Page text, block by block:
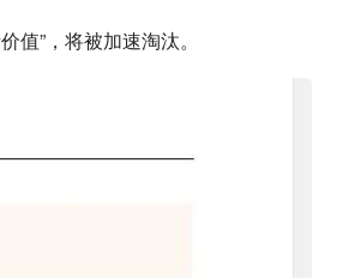
值”，将被加速淘汰。